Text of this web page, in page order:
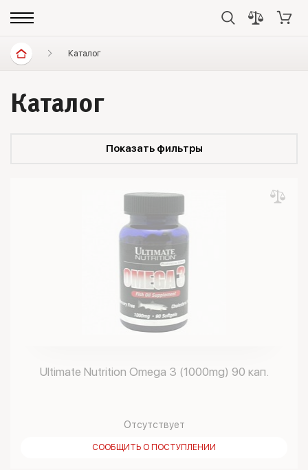
Каталог
Каталог
Показать фильтры
Ultimate Nutrition Omega 3 (1000mg) 90 кап.
Отсутствует
СООБЩИТЬ О ПОСТУПЛЕНИИ